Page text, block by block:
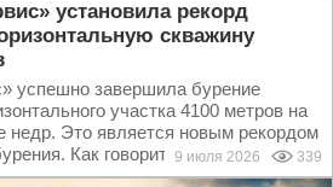
установила рекорд
скважину
успешно завершила бурение
участка 4100 метров на
недр. Это является новым рекордом
Как говорится в...9 июля 2026 339